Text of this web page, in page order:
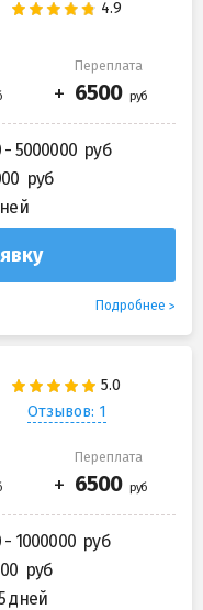
Переплата
- 5000000
Подробнее
Отзывов: 1
Переплата
- 1000000
дней